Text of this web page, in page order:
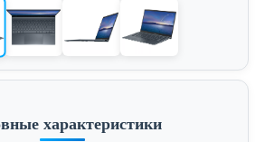
характеристики